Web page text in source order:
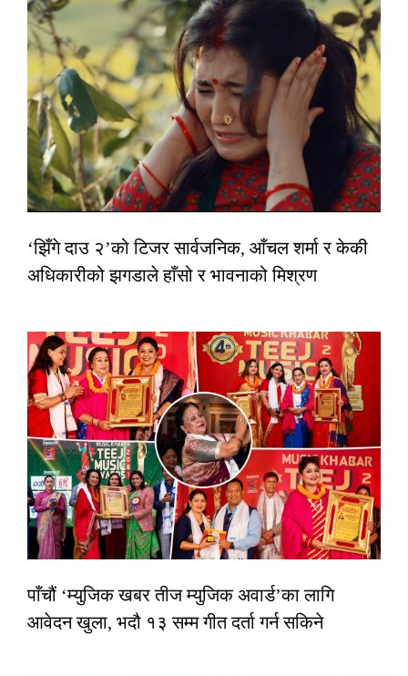
‘झिँगे दाउ २’को टिजर सार्वजनिक, आँचल शर्मा र केकी
अधिकारीको झगडाले हाँसो र भावनाको मिश्रण
पाँचौं ‘म्युजिक खबर तीज म्युजिक अवार्ड’का लागि
आवेदन खुला, भदौ १३ सम्म गीत दर्ता गर्न सकिने